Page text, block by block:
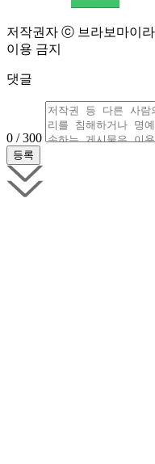
저작권자 ⓒ 브라보마이
이용 금지
댓글
0 / 300